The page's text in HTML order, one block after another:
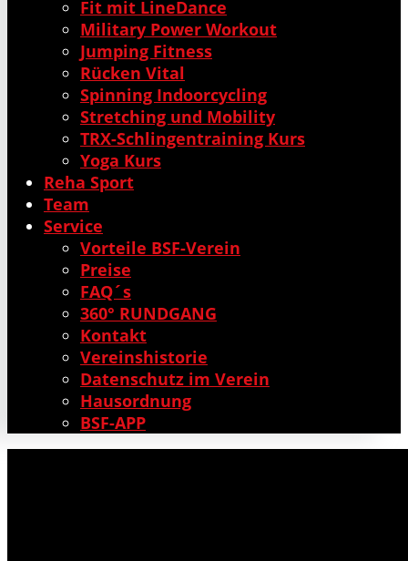
Fit mit LineDance
Military Power Workout
Jumping Fitness
Rücken Vital
Spinning Indoorcycling
Stretching und Mobility
TRX-Schlingentraining Kurs
Yoga Kurs
Reha Sport
Team
Service
Vorteile BSF-Verein
Preise
FAQ´s
360° RUNDGANG
Kontakt
Vereinshistorie
Datenschutz im Verein
Hausordnung
BSF-APP